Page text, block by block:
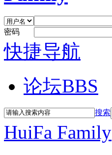
密码
快捷导航
论坛BBS
搜索
HuiFa Family